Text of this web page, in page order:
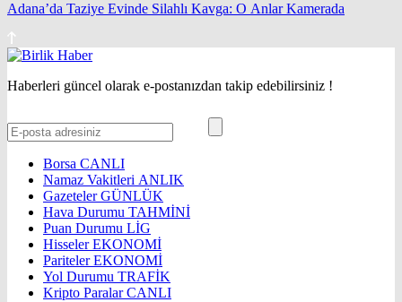
Adana’da Taziye Evinde Silahlı Kavga: O Anlar Kamerada
Haberleri güncel olarak e-postanızdan takip edebilirsiniz !
Borsa CANLI
Namaz Vakitleri ANLIK
GazetelerGÜNLÜK
Hava Durumu TAHMİNİ
Puan Durumu LİG
HisselerEKONOMİ
ParitelerEKONOMİ
Yol Durumu TRAFİK
Kripto ParalarCANLI